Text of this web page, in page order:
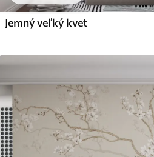
Jemný veľký kvet